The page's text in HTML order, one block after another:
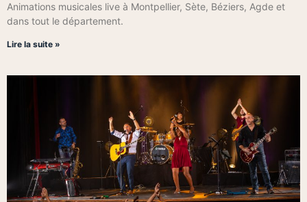
Animations musicales live à Montpellier, Sète, Béziers, Agde et
dans tout le département.
Lire la suite »